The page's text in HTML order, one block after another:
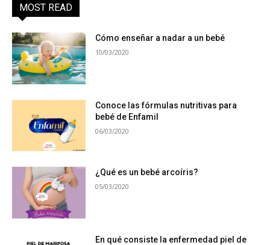
MOST READ
Cómo enseñar a nadar a un bebé
10/03/2020
Conoce las fórmulas nutritivas para
bebé de Enfamil
06/03/2020
¿Qué es un bebé arcoíris?
05/03/2020
En qué consiste la enfermedad piel de